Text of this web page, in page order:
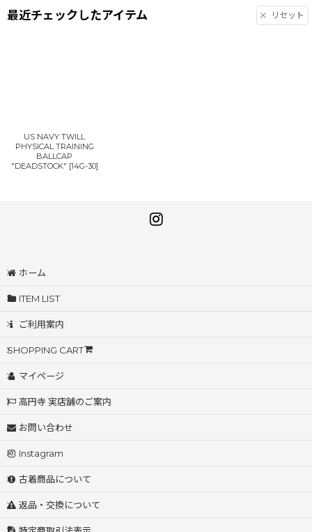
最近チェックしたアイテム リセット
US NAVY TWILL
PHYSICAL TRAINING
BALLCAP
"DEADSTOCK" [14G-30]
ホーム
ITEM LIST
ご利用案内
SHOPPING CART
マイページ
高円寺 実店舗のご案内
お問い合わせ
Instagram
古着商品について
返品・交換について